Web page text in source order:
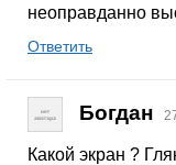
неоправданно
Ответить
Богдан
Какой экран ?